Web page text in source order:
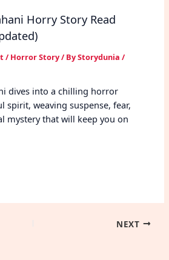
Horry Story Read
/ Horror Story/ ByStorydunia /
dives into a chilling horror
spirit, weaving suspense, fear,
mystery that will keep you on
NEXT